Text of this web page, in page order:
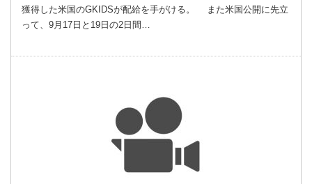
獲得した米国のGKIDSが配給を手がける。 また米国公開に先立
って、9月17日と19日の2日間…